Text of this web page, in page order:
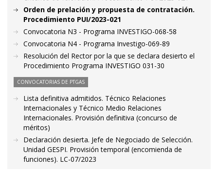
Orden de prelación y propuesta de contratación.
Procedimiento PUI/2023-021
Convocatoria N3 - Programa INVESTIGO-068-58
Convocatoria N4 - Programa Investigo-069-89
Resolución del Rector por la que se declara desierto el
Procedimiento Programa INVESTIGO 031-30
CONVOCATORIAS DE PTGAS
Lista definitiva admitidos. Técnico Relaciones
Internacionales y Técnico Medio Relaciones
Internacionales. Provisión definitiva (concurso de
méritos)
Declaración desierta. Jefe de Negociado de Selección.
Unidad GESPI. Provisión temporal (encomienda de
funciones). LC-07/2023